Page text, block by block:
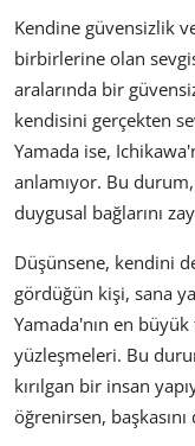
Kendine güvensizlik
birbirlerine olan
aralarında bir
kendisini gerçekten
Yamada ise,
anlamıyor. Bu
duygusal bağlarını
Düşünsene, kendini
gördüğün kişi, sana
Yamada'nın en
yüzleşmeleri. Bu
kırılgan bir insan
öğrenirsen,